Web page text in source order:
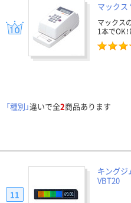
マックス
マックス
1本でOK
「種別」違いで全2商品あります
キングジ
VBT20
11